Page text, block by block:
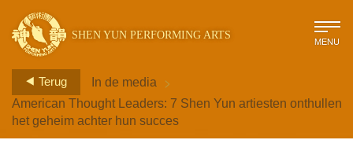
SHEN YUN PERFORMING ARTS MENU
Terug In de media >
American Thought Leaders: 7 Shen Yun artiesten onthullen
het geheim achter hun succes